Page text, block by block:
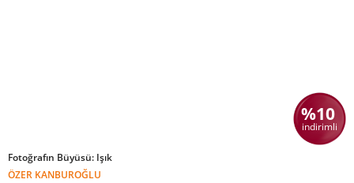
%10
indirimli
Fotoğrafın Büyüsü: Işık
ÖZER KANBUROĞLU